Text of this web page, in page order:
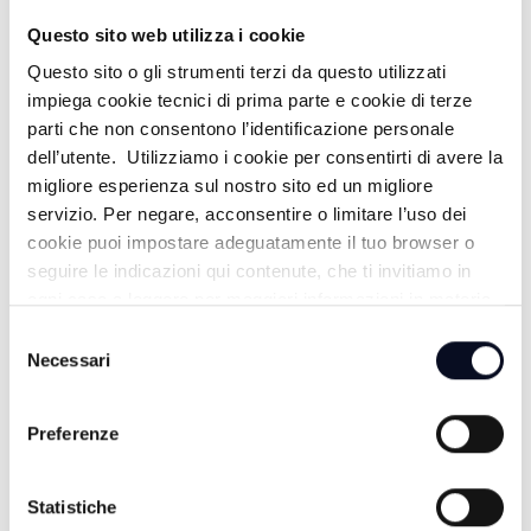
Questo sito web utilizza i cookie
Questo sito o gli strumenti terzi da questo utilizzati
impiega cookie tecnici di prima parte e cookie di terze
parti che non consentono l’identificazione personale
dell’utente. Utilizziamo i cookie per consentirti di avere la
migliore esperienza sul nostro sito ed un migliore
servizio. Per negare, acconsentire o limitare l’uso dei
cookie puoi impostare adeguatamente il tuo browser o
seguire le indicazioni qui contenute, che ti invitiamo in
delNecessari
Preferenze
Statistiche
ALTRE NOTIZIE TUTTE LE NOTIZIE
VOLLEY: Martina Ceci sbarca in B1, nuovo rinforzo
per il Cesena